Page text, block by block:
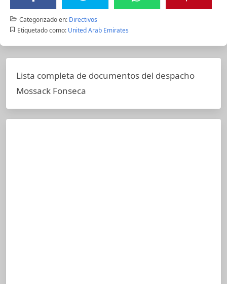
Categorizado en: Directivos
Etiquetado como: United Arab Emirates
Lista completa de documentos del despacho
Mossack Fonseca